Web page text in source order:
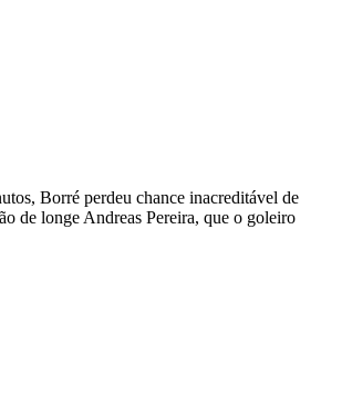
Borré perdeu chance inacreditável de
de longe Andreas Pereira, que o goleiro